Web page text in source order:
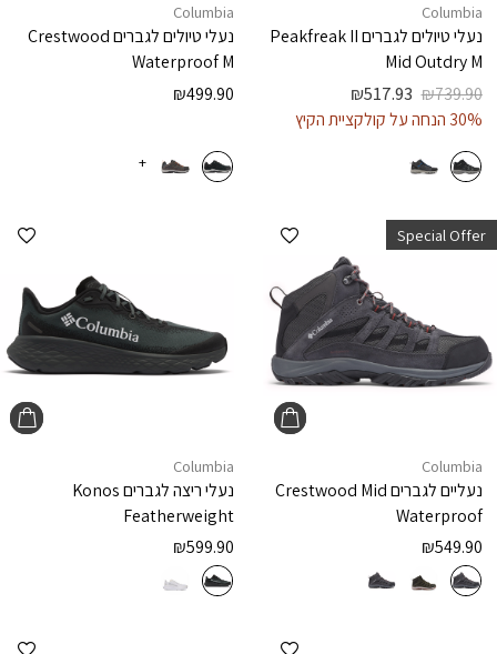
Columbia
נעלי טיולים לגבריםPeakfreak II
Mid Outdry M
₪739.90
₪517.93
30% הנחה על קולקציית הקיץ
Columbia
נעלי טיולים לגבריםCrestwood
Waterproof M
₪499.90
+
הוספה למועדפים Special Offer
Columbia
נעליים לגבריםCrestwood Mid
Waterproof
₪549.90
Columbia
נעלי ריצה לגבריםKonos
Featherweight
₪599.90
הוספה למועדפים